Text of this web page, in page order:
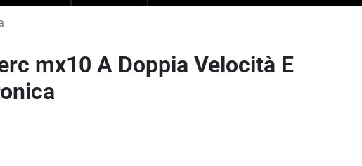
mx10 A Doppia Velocità E